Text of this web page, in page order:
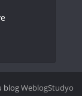
blogWeblogStudyo